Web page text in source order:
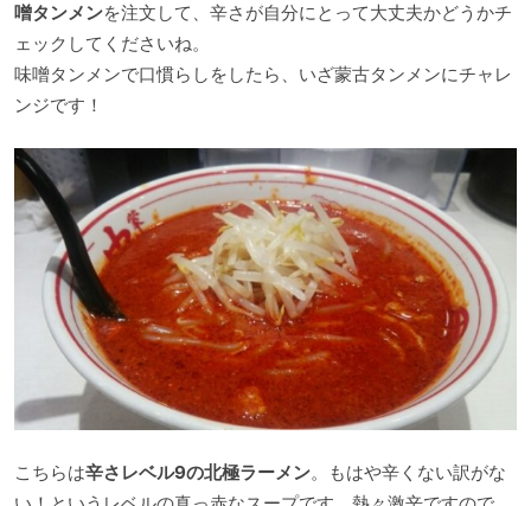
噌タンメンを注文して、辛さが自分にとって大丈夫かどうかチ
ェックしてくださいね。
味噌タンメンで口慣らしをしたら、いざ蒙古タンメンにチャレ
ンジです！
こちらは辛さレベル9の北極ラーメン。もはや辛くない訳がな